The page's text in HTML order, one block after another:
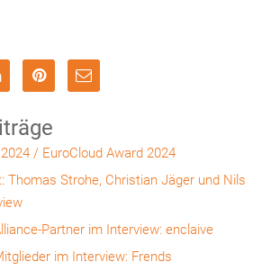
/ EuroCloud Award 2024
Thomas Strohe, Christian Jäger und Nils
Partner im Interview: enclaive
im Interview: Frends